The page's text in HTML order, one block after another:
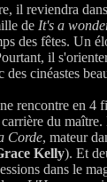
il reviendra
de It's a
des fêtes. Un
il
des cinéastes
rencontre en 4
du
Corde, mateur
Kelly). Et
dans le